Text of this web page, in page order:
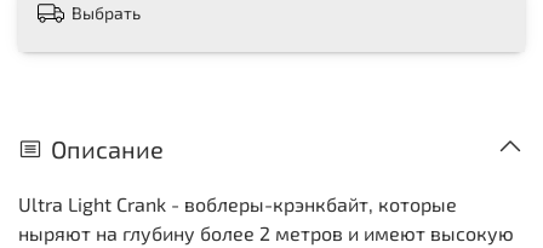
Выбрать
Описание
Ultra Light Crank - воблеры-крэнкбайт, которые
ныряют на глубину более 2 метров и имеют высокую